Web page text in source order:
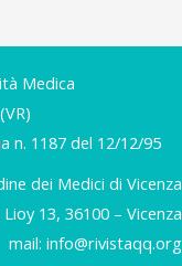
Medica
n. 1187 del 12/12/95
dei Medici di Vicenza
13, 36100 – Vicenza
mail: info@rivistaqq.org